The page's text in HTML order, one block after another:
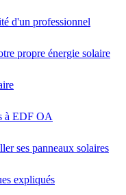
d'un professionnel
propre énergie solaire
à EDF OA
ses panneaux solaires
expliqués